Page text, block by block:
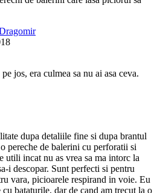
jos, era culmea sa nu ai asa ceva.
dupa detaliile fine si dupa brantul
pereche de balerini cu perforatii si
utili incat nu as vrea sa ma intorc la
i descopar. Sunt perfecti si pentru
vara, picioarele respirand in voie. Eu
bataturile, dar de cand am trecut la o